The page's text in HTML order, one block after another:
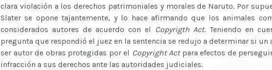
clara violación a los derechos patrimoniales y morales de Naruto. Por
Slater se opone tajantemente, y lo hace afirmando que los animales
considerados autores de acuerdo con el Copyrigth Act. Teniendo en
pregunta que respondió el juez en la sentencia se redujo a determinar si un
ser autor de obras protegidas por el Copyright Actpara efectos de
infracción a sus derechos ante las autoridades judiciales.